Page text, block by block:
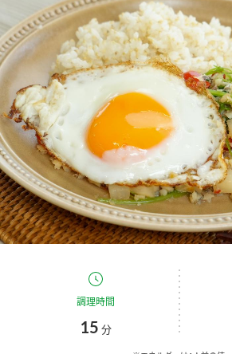
酢
お酢ドリンク
みりん風・料理酒
つゆ
スープ
新商品一覧
キャンペーン情報
ブランド・スペシャルサイト
ブランド・スペシャルサイト トップ
商品ブランドサイト
Fibee（ファイビー）
くらしプラ酢
お酢ドリンク
企業情報
国内事業概要
企業理念
ミツカンを知る
環境への取り組み
調理時間
15 分